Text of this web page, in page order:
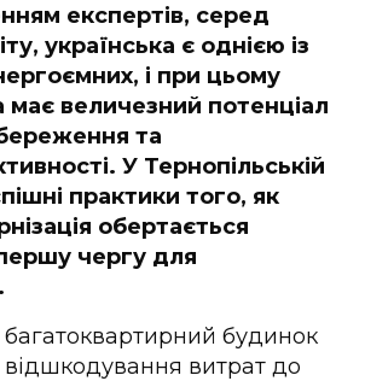
експертів, серед
українська є однією із
і при цьому
має величезний потенціал
та
У Тернопільській
практики того, як
обертається
чергу для
будинок
витрат до